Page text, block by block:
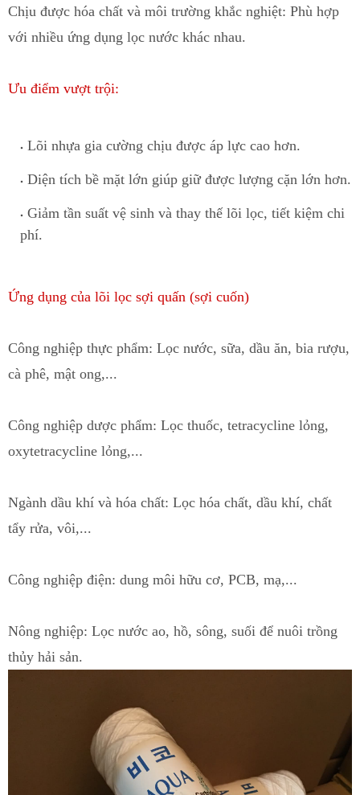
Chịu được hóa chất và môi trường khắc nghiệt: Phù hợp
với nhiều ứng dụng lọc nước khác nhau.
Ưu điểm vượt trội:
Lõi nhựa gia cường chịu được áp lực cao hơn.
Diện tích bề mặt lớn giúp giữ được lượng cặn lớn hơn.
Giảm tần suất vệ sinh và thay thế lõi lọc, tiết kiệm chi
phí.
Ứng dụng của lõi lọc sợi quấn (sợi cuốn)
Công nghiệp thực phẩm: Lọc nước, sữa, dầu ăn, bia rượu,
cà phê, mật ong,...
Công nghiệp dược phẩm: Lọc thuốc, tetracycline lỏng,
oxytetracycline lỏng,...
Ngành dầu khí và hóa chất: Lọc hóa chất, dầu khí, chất
tẩy rửa, vôi,...
Công nghiệp điện: dung môi hữu cơ, PCB, mạ,...
Nông nghiệp: Lọc nước ao, hồ, sông, suối để nuôi trồng
thủy hải sản.